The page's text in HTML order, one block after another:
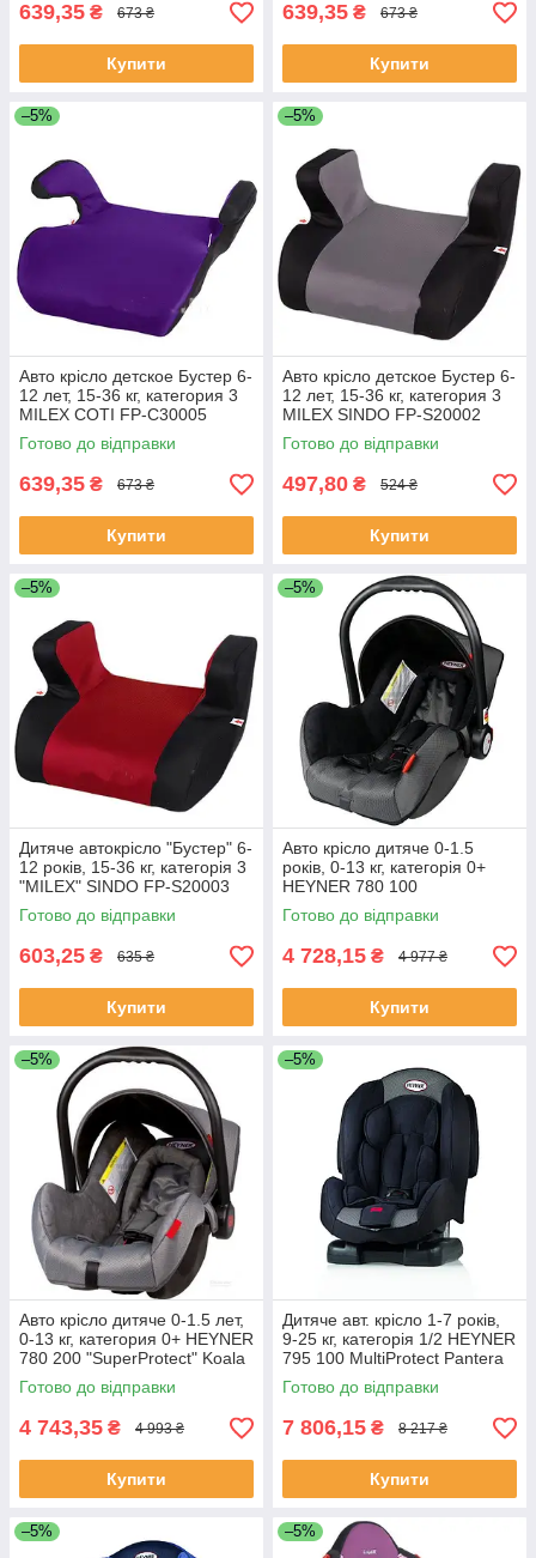
639,35 ₴ 673 ₴
Купити
639,35 ₴ 673 ₴
Купити
–5%
Авто крісло детское Бустер 6-
12 лет, 15-36 кг, категория 3
MILEX COTI FP-C30005
фиолетовый
Готово до відправки
639,35 ₴ 673 ₴
Купити
–5%
Авто крісло детское Бустер 6-
12 лет, 15-36 кг, категория 3
MILEX SINDO FP-S20002
серый,пенопл
Готово до відправки
497,80 ₴ 524 ₴
Купити
–5%
Дитяче автокрісло "Бустер" 6-
12 років, 15-36 кг, категорія 3
"MILEX" SINDO FP-S20003
червоний
Готово до відправки
603,25 ₴ 635 ₴
Купити
–5%
Авто крісло дитяче 0-1.5
років, 0-13 кг, категорія 0+
HEYNER 780 100
SuperProtect Pantera Black
Готово до відправки
4 728,15 ₴ 4 977 ₴
Купити
–5%
Авто крісло дитяче 0-1.5 лет,
0-13 кг, категория 0+ HEYNER
780 200 "SuperProtect" Koala
Grey
Готово до відправки
4 743,35 ₴ 4 993 ₴
Купити
–5%
Дитяче aвт. крісло 1-7 років,
9-25 кг, категорія 1/2 HEYNER
795 100 MultiProtect Pantera
Black
Готово до відправки
7 806,15 ₴ 8 217 ₴
Купити
–5% –5%